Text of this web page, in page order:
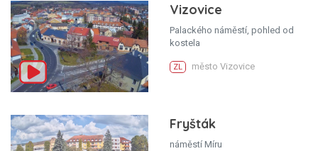
Vizovice
Palackého náměstí, pohled od
kostela
ZL město Vizovice
Fryšták
náměstí Míru